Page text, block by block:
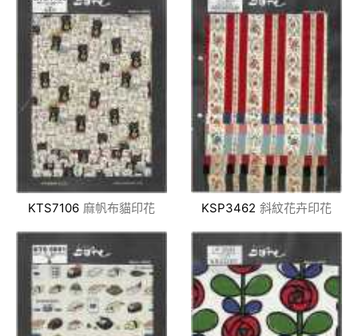
KTS7106 麻帆布貓印花 KSP3462 斜紋花卉印花